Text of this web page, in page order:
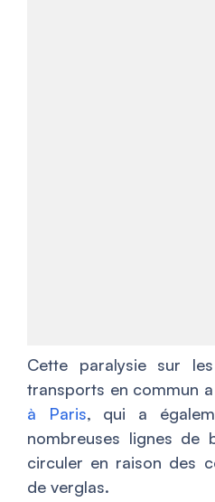
Cette paralysie sur
transports en commun
à Paris, qui a
nombreuses lignes de
circuler en raison des
de verglas.